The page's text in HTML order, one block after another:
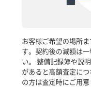
お客様ご希望の場所
す。契約後の減額は
い。 整備記録簿や説
があると高額査定に
の方は査定時にご用意